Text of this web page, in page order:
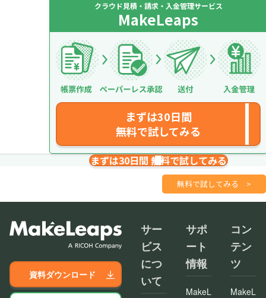
クラウド見積・請求・入金管理サービス
MakeLeaps
まずは30日間
無料で試してみる
まずは30日間 無料で試してみる
無料で試してみる >
資料ダウンロード
サー
ビス
につ
いて
サポ
ート
情報
MakeL
コン
テン
ツ
MakeL